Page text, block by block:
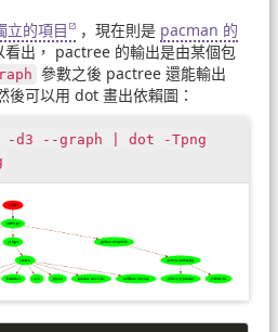
立的項目 ，現在則是 pacman 的
看出， pactree 的輸出是由某個包
參數之後 pactree 還能輸出
後可以用 dot 畫出依賴圖：
d3 --graph | dot -Tpng